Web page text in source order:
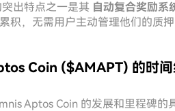
出特点之一是其 自动复合奖励系
积，无需用户主动管理他们的质押
Coin ($AMAPT) 的时间
Aptos Coin 的发展和里程碑